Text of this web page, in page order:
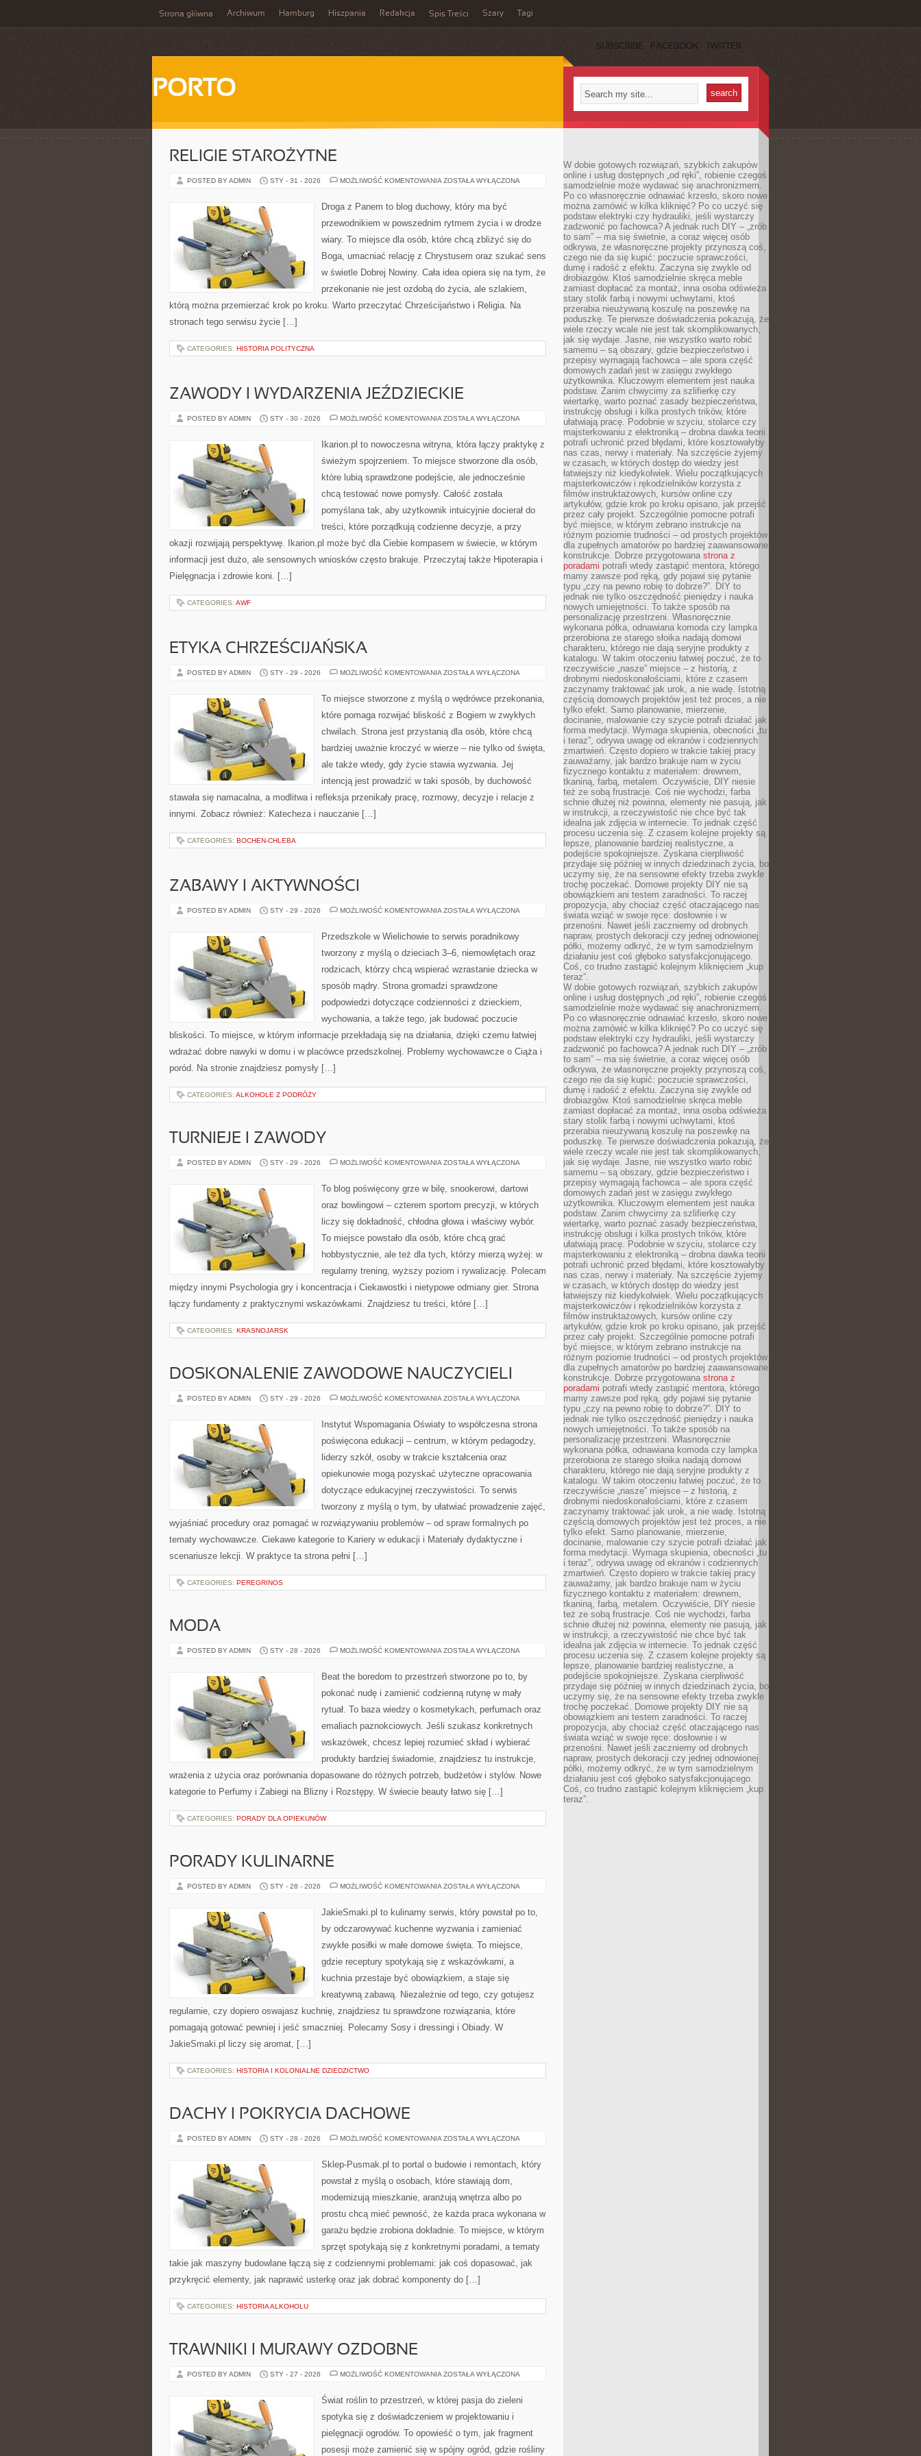
Strona główna Archiwum Hamburg Hiszpania Redakcja Spis Treści Szary Tagi
SUBSCRIBE FACEBOOK TWITTER
PORTO
RELIGIE STAROŻYTNE
POSTED BY ADMIN STY - 31 - 2026 MOŻLIWOŚĆ KOMENTOWANIA RELIGIE
ZOSTAŁA WYŁĄCZONA
Droga z Panem to blog duchowy, który ma być
przewodnikiem w powszednim rytmem życia i w drodze
wiary. To miejsce dla osób, które chcą zbliżyć się do
Boga, umacniać relację z Chrystusem oraz szukać sens
w świetle Dobrej Nowiny. Cała idea opiera się na tym, że
przekonanie nie jest ozdobą do życia, ale szlakiem,
którą można przemierzać krok po kroku. Warto przeczytać Chrześcijaństwo i Religia. Na
stronach tego serwisu życie […]
CATEGORIES: HISTORIA POLITYCZNA
ZAWODY I WYDARZENIA JEŹDZIECKIE
POSTED BY ADMIN STY - 30 - 2026 MOŻLIWOŚĆ KOMENTOWANIA ZAWODY
JEŹDZIECKIE
ZOSTAŁA WYŁĄCZONA
Ikarion.pl to nowoczesna witryna, która łączy praktykę z
świeżym spojrzeniem. To miejsce stworzone dla osób,
które lubią sprawdzone podejście, ale jednocześnie
chcą testować nowe pomysły. Całość została
pomyślana tak, aby użytkownik intuicyjnie docierał do
treści, które porządkują codzienne decyzje, a przy
okazji rozwijają perspektywę. Ikarion.pl może być dla Ciebie kompasem w świecie, w którym
informacji jest dużo, ale sensownych wniosków często brakuje. Przeczytaj także Hipoterapia i
Pielęgnacja i zdrowie koni. […]
CATEGORIES: AWF
ETYKA CHRZEŚCIJAŃSKA
POSTED BY ADMIN STY - 29 - 2026 MOŻLIWOŚĆ KOMENTOWANIA ETYKA
ZOSTAŁA WYŁĄCZONA
To miejsce stworzone z myślą o wędrówce przekonania,
które pomaga rozwijać bliskość z Bogiem w zwykłych
chwilach. Strona jest przystanią dla osób, które chcą
bardziej uważnie kroczyć w wierze – nie tylko od święta,
ale także wtedy, gdy życie stawia wyzwania. Jej
intencją jest prowadzić w taki sposób, by duchowość
stawała się namacalna, a modlitwa i refleksja przenikały pracę, rozmowy, decyzje i relacje z
innymi. Zobacz również: Katecheza i nauczanie […]
CATEGORIES: BOCHEN-CHLEBA
ZABAWY I AKTYWNOŚCI
POSTED BY ADMIN STY - 29 - 2026 MOŻLIWOŚĆ KOMENTOWANIA ZABAWY
ZOSTAŁA WYŁĄCZONA
Przedszkole w Wielichowie to serwis poradnikowy
tworzony z myślą o dzieciach 3–6, niemowlętach oraz
rodzicach, którzy chcą wspierać wzrastanie dziecka w
sposób mądry. Strona gromadzi sprawdzone
podpowiedzi dotyczące codzienności z dzieckiem,
wychowania, a także tego, jak budować poczucie
bliskości. To miejsce, w którym informacje przekładają się na działania, dzięki czemu łatwiej
wdrażać dobre nawyki w domu i w placówce przedszkolnej. Problemy wychowawcze o Ciąża i
poród. Na stronie znajdziesz pomysły […]
CATEGORIES: ALKOHOLE Z PODRÓŻY
TURNIEJE I ZAWODY
POSTED BY ADMIN STY - 29 - 2026 MOŻLIWOŚĆ KOMENTOWANIA TURNIEJE
ZOSTAŁA WYŁĄCZONA
To blog poświęcony grze w bilę, snookerowi, dartowi
oraz bowlingowi – czterem sportom precyzji, w których
liczy się dokładność, chłodna głowa i właściwy wybór.
To miejsce powstało dla osób, które chcą grać
hobbystycznie, ale też dla tych, którzy mierzą wyżej: w
regularny trening, wyższy poziom i rywalizację. Polecam
między innymi Psychologia gry i koncentracja i Ciekawostki i nietypowe odmiany gier. Strona
łączy fundamenty z praktycznymi wskazówkami. Znajdziesz tu treści, które […]
CATEGORIES: KRASNOJARSK
DOSKONALENIE ZAWODOWE NAUCZYCIELI
POSTED BY ADMIN STY - 29 - 2026 MOŻLIWOŚĆ KOMENTOWANIA DOSKONALENIE
ZOSTAŁA WYŁĄCZONA
Instytut Wspomagania Oświaty to współczesna strona
poświęcona edukacji – centrum, w którym pedagodzy,
liderzy szkół, osoby w trakcie kształcenia oraz
opiekunowie mogą pozyskać użyteczne opracowania
dotyczące edukacyjnej rzeczywistości. To serwis
tworzony z myślą o tym, by ułatwiać prowadzenie zajęć,
wyjaśniać procedury oraz pomagać w rozwiązywaniu problemów – od spraw formalnych po
tematy wychowawcze. Ciekawe kategorie to Kariery w edukacji i Materiały dydaktyczne i
scenariusze lekcji. W praktyce ta strona pełni […]
CATEGORIES: PEREGRINOS
MODA
POSTED BY ADMIN STY - 28 - 2026 MOŻLIWOŚĆ KOMENTOWANIA MODA
ZOSTAŁA WYŁĄCZONA
Beat the boredom to przestrzeń stworzone po to, by
pokonać nudę i zamienić codzienną rutynę w mały
rytuał. To baza wiedzy o kosmetykach, perfumach oraz
emaliach paznokciowych. Jeśli szukasz konkretnych
wskazówek, chcesz lepiej rozumieć skład i wybierać
produkty bardziej świadomie, znajdziesz tu instrukcje,
wrażenia z użycia oraz porównania dopasowane do różnych potrzeb, budżetów i stylów. Nowe
kategorie to Perfumy i Zabiegi na Blizny i Rozstępy. W świecie beauty łatwo się […]
CATEGORIES: PORADY DLA OPIEKUNÓW
PORADY KULINARNE
POSTED BY ADMIN STY - 28 - 2026 MOŻLIWOŚĆ KOMENTOWANIA PORADY
ZOSTAŁA WYŁĄCZONA
JakieSmaki.pl to kulinarny serwis, który powstał po to,
by odczarowywać kuchenne wyzwania i zamieniać
zwykłe posiłki w małe domowe święta. To miejsce,
gdzie receptury spotykają się z wskazówkami, a
kuchnia przestaje być obowiązkiem, a staje się
kreatywną zabawą. Niezależnie od tego, czy gotujesz
regularnie, czy dopiero oswajasz kuchnię, znajdziesz tu sprawdzone rozwiązania, które
pomagają gotować pewniej i jeść smaczniej. Polecamy Sosy i dressingi i Obiady. W
JakieSmaki.pl liczy się aromat, […]
CATEGORIES: HISTORIA I KOLONIALNE DZIEDZICTWO
DACHY I POKRYCIA DACHOWE
POSTED BY ADMIN STY - 28 - 2026 MOŻLIWOŚĆ KOMENTOWANIA DACHY
DACHOWE
ZOSTAŁA WYŁĄCZONA
Sklep-Pusmak.pl to portal o budowie i remontach, który
powstał z myślą o osobach, które stawiają dom,
modernizują mieszkanie, aranżują wnętrza albo po
prostu chcą mieć pewność, że każda praca wykonana w
garażu będzie zrobiona dokładnie. To miejsce, w którym
sprzęt spotykają się z konkretnymi poradami, a tematy
takie jak maszyny budowlane łączą się z codziennymi problemami: jak coś dopasować, jak
przykręcić elementy, jak naprawić usterkę oraz jak dobrać komponenty do […]
CATEGORIES: HISTORIA ALKOHOLU
TRAWNIKI I MURAWY OZDOBNE
POSTED BY ADMIN STY - 27 - 2026 MOŻLIWOŚĆ KOMENTOWANIA TRAWNIKI
OZDOBNE
ZOSTAŁA WYŁĄCZONA
Świat roślin to przestrzeń, w której pasja do zieleni
spotyka się z doświadczeniem w projektowaniu i
pielęgnacji ogrodów. To opowieść o tym, jak fragment
posesji może zamienić się w spójny ogród, gdzie rośliny
W dobie gotowych rozwiązań, szybkich zakupów
online i usług dostępnych „od ręki”, robienie czegoś
samodzielnie może wydawać się anachronizmem.
Po co własnoręcznie odnawiać krzesło, skoro nowe
można zamówić w kilka kliknięć? Po co uczyć się
podstaw elektryki czy hydrauliki, jeśli wystarczy
zadzwonić po fachowca? A jednak ruch DIY – „zrób
to sam” – ma się świetnie, a coraz więcej osób
odkrywa, że własnoręczne projekty przynoszą coś,
czego nie da się kupić: poczucie sprawczości,
dumę i radość z efektu. Zaczyna się zwykle od
drobiazgów. Ktoś samodzielnie skręca meble
zamiast dopłacać za montaż, inna osoba odświeża
stary stolik farbą i nowymi uchwytami, ktoś
przerabia nieużywaną koszulę na poszewkę na
poduszkę. Te pierwsze doświadczenia pokazują, że
wiele rzeczy wcale nie jest tak skomplikowanych,
jak się wydaje. Jasne, nie wszystko warto robić
samemu – są obszary, gdzie bezpieczeństwo i
przepisy wymagają fachowca – ale spora część
domowych zadań jest w zasięgu zwykłego
użytkownika. Kluczowym elementem jest nauka
podstaw. Zanim chwycimy za szlifierkę czy
wiertarkę, warto poznać zasady bezpieczeństwa,
instrukcję obsługi i kilka prostych trików, które
ułatwiają pracę. Podobnie w szyciu, stolarce czy
majsterkowaniu z elektroniką – drobna dawka teorii
potrafi uchronić przed błędami, które kosztowałyby
nas czas, nerwy i materiały. Na szczęście żyjemy
w czasach, w których dostęp do wiedzy jest
łatwiejszy niż kiedykolwiek. Wielu początkujących
majsterkowiczów i rękodzielników korzysta z
filmów instruktażowych, kursów online czy
artykułów, gdzie krok po kroku opisano, jak przejść
przez cały projekt. Szczególnie pomocne potrafi
być miejsce, w którym zebrano instrukcje na
różnym poziomie trudności – od prostych projektów
dla zupełnych amatorów po bardziej zaawansowane
konstrukcje. Dobrze przygotowana strona z
poradami potrafi wtedy zastąpić mentora, którego
mamy zawsze pod ręką, gdy pojawi się pytanie
typu „czy na pewno robię to dobrze?”. DIY to
jednak nie tylko oszczędność pieniędzy i nauka
nowych umiejętności. To także sposób na
personalizację przestrzeni. Własnoręcznie
wykonana półka, odnawiana komoda czy lampka
przerobiona ze starego słoika nadają domowi
charakteru, którego nie dają seryjne produkty z
katalogu. W takim otoczeniu łatwiej poczuć, że to
rzeczywiście „nasze” miejsce – z historią, z
drobnymi niedoskonałościami, które z czasem
zaczynamy traktować jak urok, a nie wadę. Istotną
częścią domowych projektów jest też proces, a nie
tylko efekt. Samo planowanie, mierzenie,
docinanie, malowanie czy szycie potrafi działać jak
forma medytacji. Wymaga skupienia, obecności „tu
i teraz”, odrywa uwagę od ekranów i codziennych
zmartwień. Często dopiero w trakcie takiej pracy
zauważamy, jak bardzo brakuje nam w życiu
fizycznego kontaktu z materiałem: drewnem,
tkaniną, farbą, metalem. Oczywiście, DIY niesie
też ze sobą frustracje. Coś nie wychodzi, farba
schnie dłużej niż powinna, elementy nie pasują, jak
w instrukcji, a rzeczywistość nie chce być tak
idealna jak zdjęcia w internecie. To jednak część
procesu uczenia się. Z czasem kolejne projekty są
lepsze, planowanie bardziej realistyczne, a
podejście spokojniejsze. Zyskana cierpliwość
przydaje się później w innych dziedzinach życia, bo
uczymy się, że na sensowne efekty trzeba zwykle
trochę poczekać. Domowe projekty DIY nie są
obowiązkiem ani testem zaradności. To raczej
propozycja, aby chociaż część otaczającego nas
świata wziąć w swoje ręce: dosłownie i w
przenośni. Nawet jeśli zaczniemy od drobnych
napraw, prostych dekoracji czy jednej odnowionej
półki, możemy odkryć, że w tym samodzielnym
działaniu jest coś głęboko satysfakcjonującego.
Coś, co trudno zastąpić kolejnym kliknięciem „kup
teraz”.
W dobie gotowych rozwiązań, szybkich zakupów
online i usług dostępnych „od ręki”, robienie czegoś
samodzielnie może wydawać się anachronizmem.
Po co własnoręcznie odnawiać krzesło, skoro nowe
można zamówić w kilka kliknięć? Po co uczyć się
podstaw elektryki czy hydrauliki, jeśli wystarczy
zadzwonić po fachowca? A jednak ruch DIY – „zrób
to sam” – ma się świetnie, a coraz więcej osób
odkrywa, że własnoręczne projekty przynoszą coś,
czego nie da się kupić: poczucie sprawczości,
dumę i radość z efektu. Zaczyna się zwykle od
drobiazgów. Ktoś samodzielnie skręca meble
zamiast dopłacać za montaż, inna osoba odświeża
stary stolik farbą i nowymi uchwytami, ktoś
przerabia nieużywaną koszulę na poszewkę na
poduszkę. Te pierwsze doświadczenia pokazują, że
wiele rzeczy wcale nie jest tak skomplikowanych,
jak się wydaje. Jasne, nie wszystko warto robić
samemu – są obszary, gdzie bezpieczeństwo i
przepisy wymagają fachowca – ale spora część
domowych zadań jest w zasięgu zwykłego
użytkownika. Kluczowym elementem jest nauka
podstaw. Zanim chwycimy za szlifierkę czy
wiertarkę, warto poznać zasady bezpieczeństwa,
instrukcję obsługi i kilka prostych trików, które
ułatwiają pracę. Podobnie w szyciu, stolarce czy
majsterkowaniu z elektroniką – drobna dawka teorii
potrafi uchronić przed błędami, które kosztowałyby
nas czas, nerwy i materiały. Na szczęście żyjemy
w czasach, w których dostęp do wiedzy jest
łatwiejszy niż kiedykolwiek. Wielu początkujących
majsterkowiczów i rękodzielników korzysta z
filmów instruktażowych, kursów online czy
artykułów, gdzie krok po kroku opisano, jak przejść
przez cały projekt. Szczególnie pomocne potrafi
być miejsce, w którym zebrano instrukcje na
różnym poziomie trudności – od prostych projektów
dla zupełnych amatorów po bardziej zaawansowane
konstrukcje. Dobrze przygotowana strona z
poradami potrafi wtedy zastąpić mentora, którego
mamy zawsze pod ręką, gdy pojawi się pytanie
typu „czy na pewno robię to dobrze?”. DIY to
jednak nie tylko oszczędność pieniędzy i nauka
nowych umiejętności. To także sposób na
personalizację przestrzeni. Własnoręcznie
wykonana półka, odnawiana komoda czy lampka
przerobiona ze starego słoika nadają domowi
charakteru, którego nie dają seryjne produkty z
katalogu. W takim otoczeniu łatwiej poczuć, że to
rzeczywiście „nasze” miejsce – z historią, z
drobnymi niedoskonałościami, które z czasem
zaczynamy traktować jak urok, a nie wadę. Istotną
częścią domowych projektów jest też proces, a nie
tylko efekt. Samo planowanie, mierzenie,
docinanie, malowanie czy szycie potrafi działać jak
forma medytacji. Wymaga skupienia, obecności „tu
i teraz”, odrywa uwagę od ekranów i codziennych
zmartwień. Często dopiero w trakcie takiej pracy
zauważamy, jak bardzo brakuje nam w życiu
fizycznego kontaktu z materiałem: drewnem,
tkaniną, farbą, metalem. Oczywiście, DIY niesie
też ze sobą frustracje. Coś nie wychodzi, farba
schnie dłużej niż powinna, elementy nie pasują, jak
w instrukcji, a rzeczywistość nie chce być tak
idealna jak zdjęcia w internecie. To jednak część
procesu uczenia się. Z czasem kolejne projekty są
lepsze, planowanie bardziej realistyczne, a
podejście spokojniejsze. Zyskana cierpliwość
przydaje się później w innych dziedzinach życia, bo
uczymy się, że na sensowne efekty trzeba zwykle
trochę poczekać. Domowe projekty DIY nie są
obowiązkiem ani testem zaradności. To raczej
propozycja, aby chociaż część otaczającego nas
świata wziąć w swoje ręce: dosłownie i w
przenośni. Nawet jeśli zaczniemy od drobnych
napraw, prostych dekoracji czy jednej odnowionej
półki, możemy odkryć, że w tym samodzielnym
działaniu jest coś głęboko satysfakcjonującego.
Coś, co trudno zastąpić kolejnym kliknięciem „kup
teraz”.